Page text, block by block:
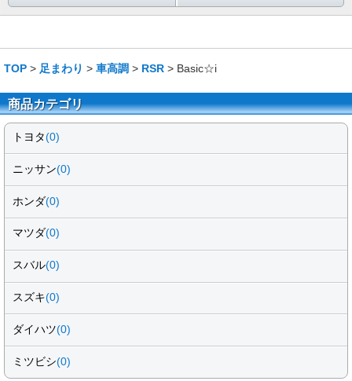
TOP > 足まわり > 車高調 > RSR > Basic☆i
商品カテゴリ
トヨタ(0)
ニッサン(0)
ホンダ(0)
マツダ(0)
スバル(0)
スズキ(0)
ダイハツ(0)
ミツビシ(0)